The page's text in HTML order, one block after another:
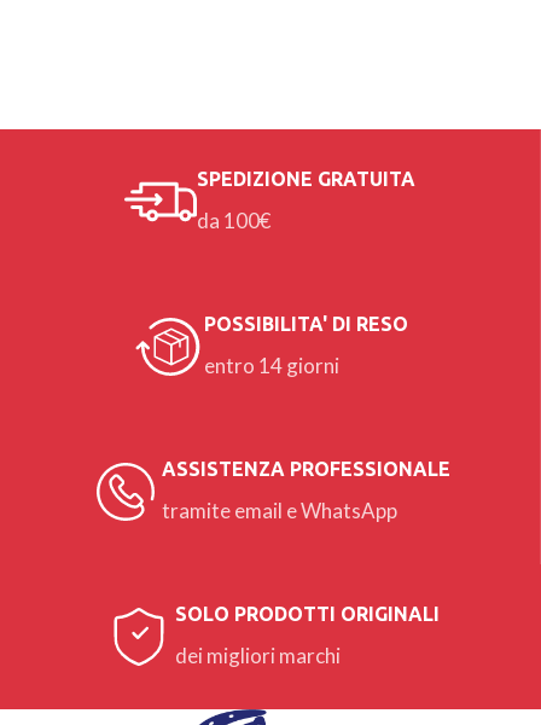
SPEDIZIONE GRATUITA
da 100€
POSSIBILITA' DI RESO
entro 14 giorni
ASSISTENZA PROFESSIONALE
tramite email e WhatsApp
SOLO PRODOTTI ORIGINALI
dei migliori marchi